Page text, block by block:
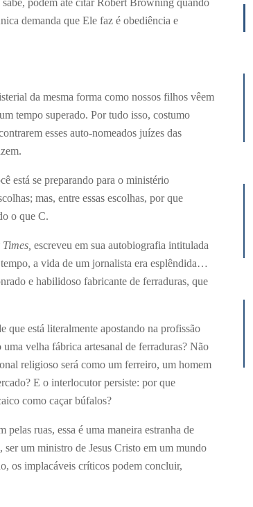
podem até citar Robert Browning quando
demanda que Ele faz é obediência e
da mesma forma como nossos filhos vêem
tempo superado. Por tudo isso, costumo
esses auto-nomeados juízes das
está se preparando para o ministério
mas, entre essas escolhas, por que
o que C.
escreveu em sua autobiografia intitulada
a vida de um jornalista era esplêndida…
e habilidoso fabricante de ferraduras, que
que está literalmente apostando na profissão
velha fábrica artesanal de ferraduras? Não
religioso será como um ferreiro, um homem
E o interlocutor persiste: por que
como caçar búfalos?
ruas, essa é uma maneira estranha de
um ministro de Jesus Cristo em um mundo
os implacáveis críticos podem concluir,